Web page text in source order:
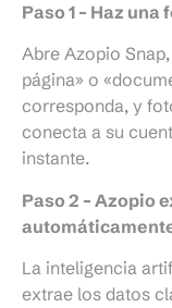
Paso 1 – Haz una
Abre Azopio
página» o
corresponda, y
conecta a su
instante.
Paso 2 – Azopio
La inteligencia
extrae los datos